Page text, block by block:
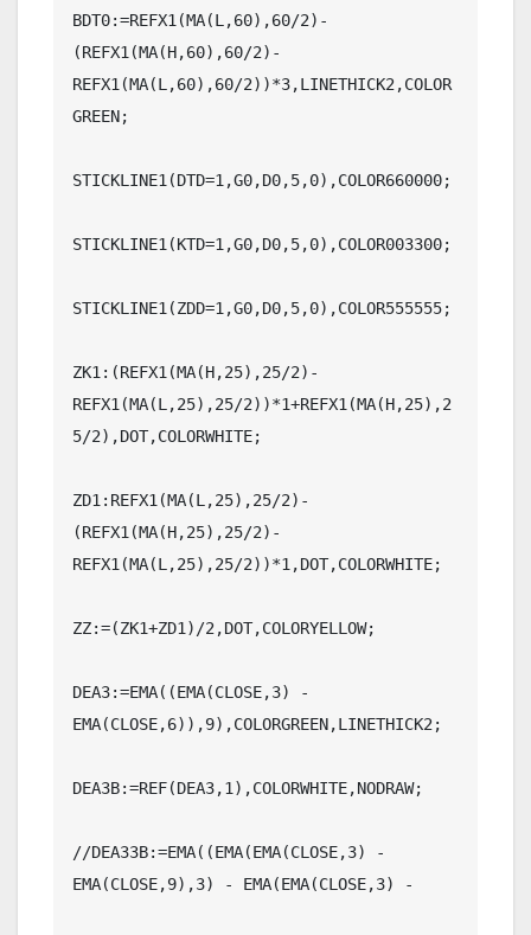
BDT0:=REFX1(MA(L,60),60/2)-
(REFX1(MA(H,60),60/2)-
REFX1(MA(L,60),60/2))*3,LINETHICK2,COLOR
GREEN;
STICKLINE1(DTD=1,G0,D0,5,0),COLOR660000;
STICKLINE1(KTD=1,G0,D0,5,0),COLOR003300;
STICKLINE1(ZDD=1,G0,D0,5,0),COLOR555555;
ZK1:(REFX1(MA(H,25),25/2)-
REFX1(MA(L,25),25/2))*1+REFX1(MA(H,25),2
5/2),DOT,COLORWHITE;
ZD1:REFX1(MA(L,25),25/2)-
(REFX1(MA(H,25),25/2)-
REFX1(MA(L,25),25/2))*1,DOT,COLORWHITE;
ZZ:=(ZK1+ZD1)/2,DOT,COLORYELLOW;
DEA3:=EMA((EMA(CLOSE,3) -
EMA(CLOSE,6)),9),COLORGREEN,LINETHICK2;
DEA3B:=REF(DEA3,1),COLORWHITE,NODRAW;
//DEA33B:=EMA((EMA(EMA(CLOSE,3) -
EMA(CLOSE,9),3) - EMA(EMA(CLOSE,3) -